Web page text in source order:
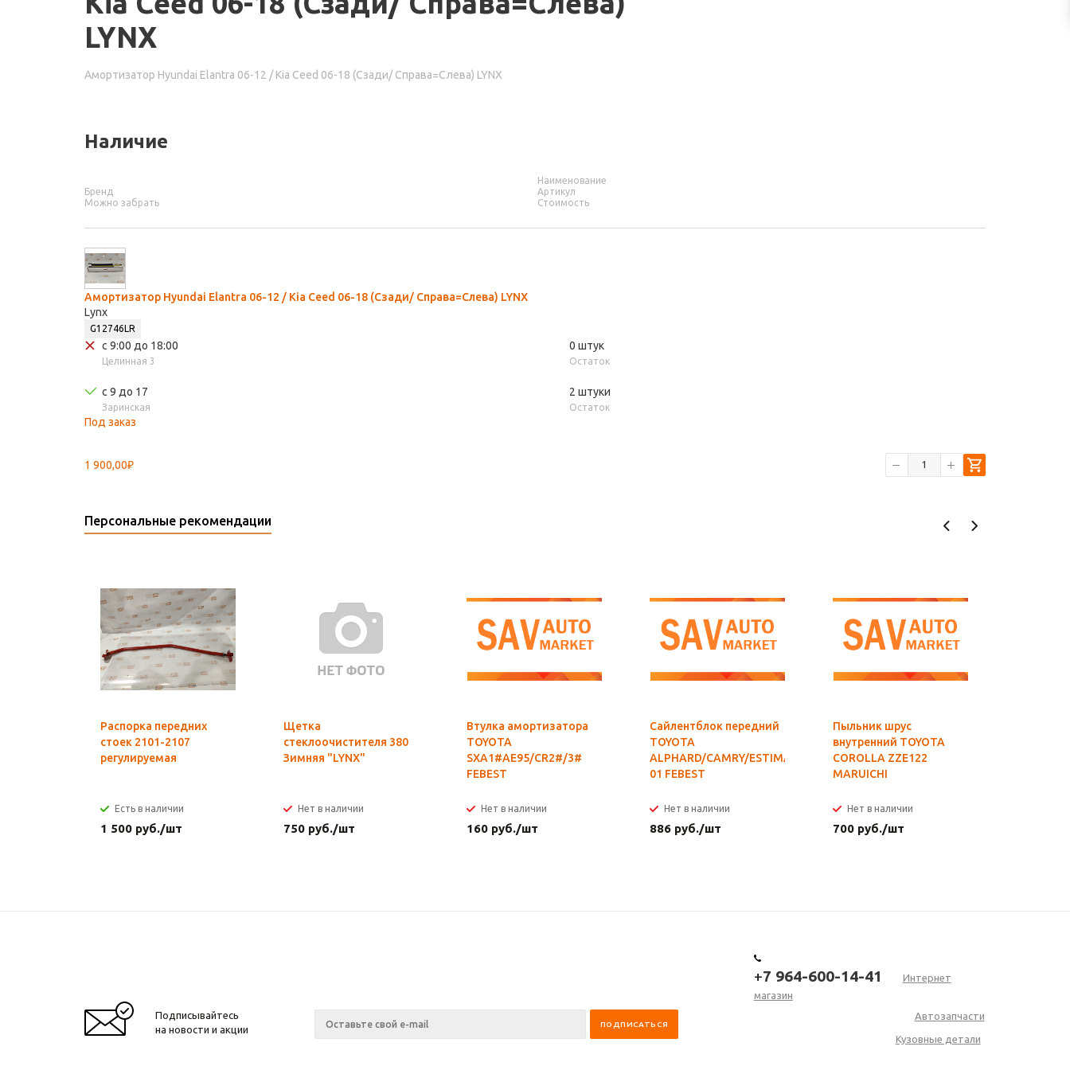
LYNX
Амортизатор Hyundai Elantra 06-12 / Kia Ceed 06-18 (Сзади/ Справа=Слева) LYNX
Наличие
Наименование
Бренд
Артикул
Можно забрать
Стоимость
Амортизатор Hyundai Elantra 06-12 / Kia Ceed 06-18 (Сзади/ Справа=Слева) LYNX
Lynx
G12746LR
с 9:00 до 18:00
Целинная 3
0 штук
Остаток
с 9 до 17
Заринская
2 штуки
Остаток
Под заказ
1 900,00₽
Персональные рекомендации
Распорка передних
стоек 2101-2107
регулируемая
Есть в наличии
1 500 руб./шт
Щетка
стеклоочистителя 380
Зимняя "LYNX"
Нет в наличии
750 руб./шт
Втулка амортизатора
TOYOTA
SXA1#AE95/CR2#/3#
FEBEST
Нет в наличии
160 руб./шт
Сайлентблок передний
TOYOTA
ALPHARD/CAMRY/ESTIMA/HARRIER/KLUGER/WINDOM/RX330
01 FEBEST
Нет в наличии
886 руб./шт
Пыльник шрус
внутренний TOYOTA
COROLLA ZZE122
MARUICHI
Нет в наличии
700 руб./шт
Подписывайтесь
на новости и акции
+7 964-600-14-41
Интернет
магазин
Автозапчасти
Кузовные детали